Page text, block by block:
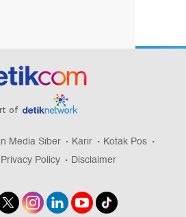
of
Media Siber Karir
Kotak Pos
Privacy Policy Disclaimer